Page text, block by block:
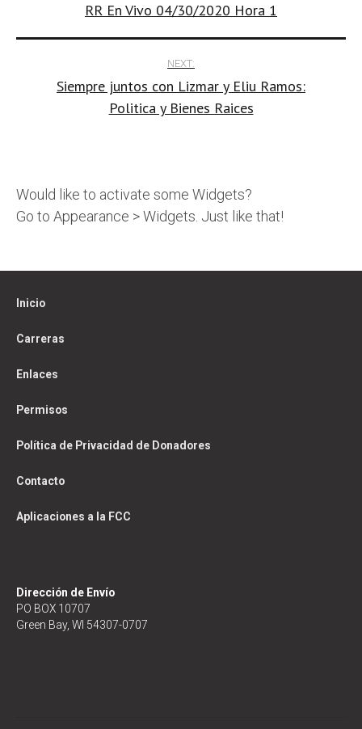
navigation
RR En Vivo 04/30/2020 Hora 1
NEXT:
Siempre juntos con Lizmar y Eliu Ramos:
Politica y Bienes Raices
Would like to activate some Widgets?
Go to Appearance > Widgets. Just like that!
Inicio
Carreras
Enlaces
Permisos
Política de Privacidad de Donadores
Contacto
Aplicaciones a la FCC
Dirección de Envío
PO BOX 10707
Green Bay, WI 54307-0707